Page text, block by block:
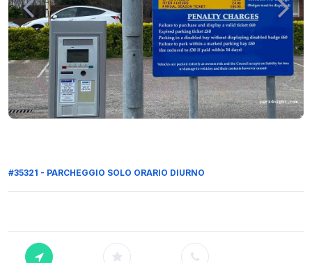
#35321 - PARCHEGGIO SOLO ORARIO DIURNO